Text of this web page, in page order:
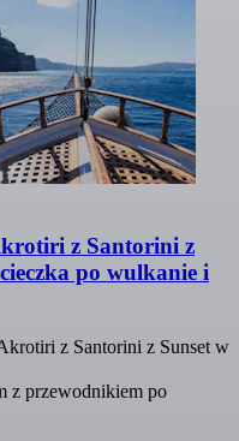
z Santorini z
po wulkanie i
z Santorini z Sunset w
z przewodnikiem po